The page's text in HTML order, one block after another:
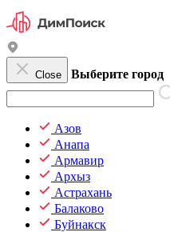
Close Выберите город
Азов
Анапа
Армавир
Архыз
Астрахань
Балаково
Буйнакск